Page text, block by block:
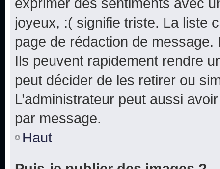
joyeux, :( signifie triste. La liste
page de rédaction de
Ils peuvent rapidement rendre
peut décider de les retirer ou
L’administrateur peut aussi
par message.
Haut